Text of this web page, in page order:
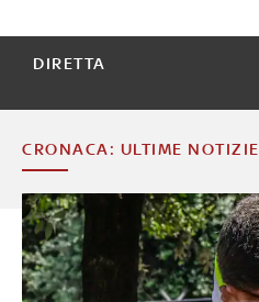
DIRETTA
CRONACA: ULTIME NOTIZIE